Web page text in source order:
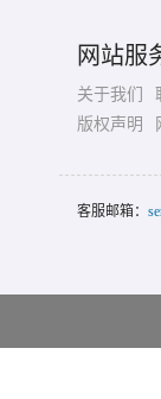
网站服
关于我们
版权声明
客服邮箱：